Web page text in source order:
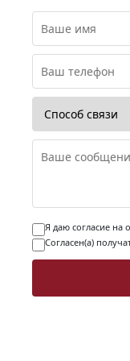
Я даю согласие на
Согласен(а)